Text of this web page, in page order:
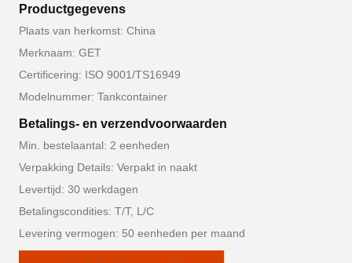
Productgegevens
Plaats van herkomst: China
Merknaam: GET
Certificering: ISO 9001/TS16949
Modelnummer: Tankcontainer
Betalings- en verzendvoorwaarden
Min. bestelaantal: 2 eenheden
Verpakking Details: Verpakt in naakt
Levertijd: 30 werkdagen
Betalingscondities: T/T, L/C
Levering vermogen: 50 eenheden per maand